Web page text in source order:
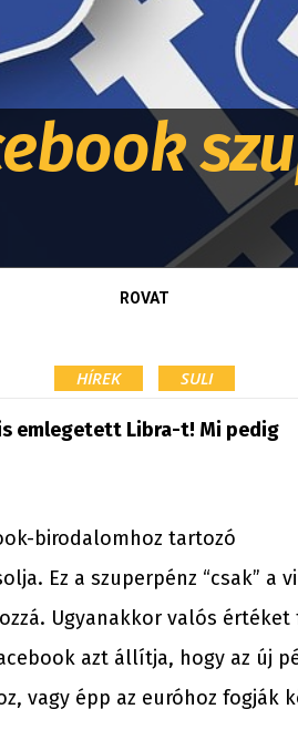
ROVAT
HÍREK SULI
emlegetett Libra-t! Mi pedig
birodalomhoz tartozó
Ez a szuperpénz “csak” a
Ugyanakkor valós értéket
azt állítja, hogy az új
vagy épp az euróhoz fogják